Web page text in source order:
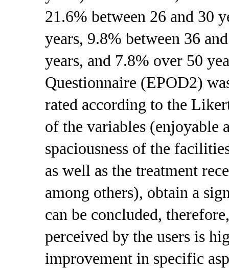
21.6% between 26 and 30
years, 9.8% between 36
years, and 7.8% over 50
Questionnaire (EPOD2)
rated according to the
of the variables (enjoyable
spaciousness of the
as well as the treatment
among others), obtain a
can be concluded,
perceived by the users is
improvement in specific